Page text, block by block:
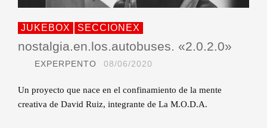
JUKEBOX SECCIONEX
nostalgia.en.los.autobuses. «2.0.2.0»
EXPERPENTO 08/06/2020
Un proyecto que nace en el confinamiento de la mente
creativa de David Ruiz, integrante de La M.O.D.A.